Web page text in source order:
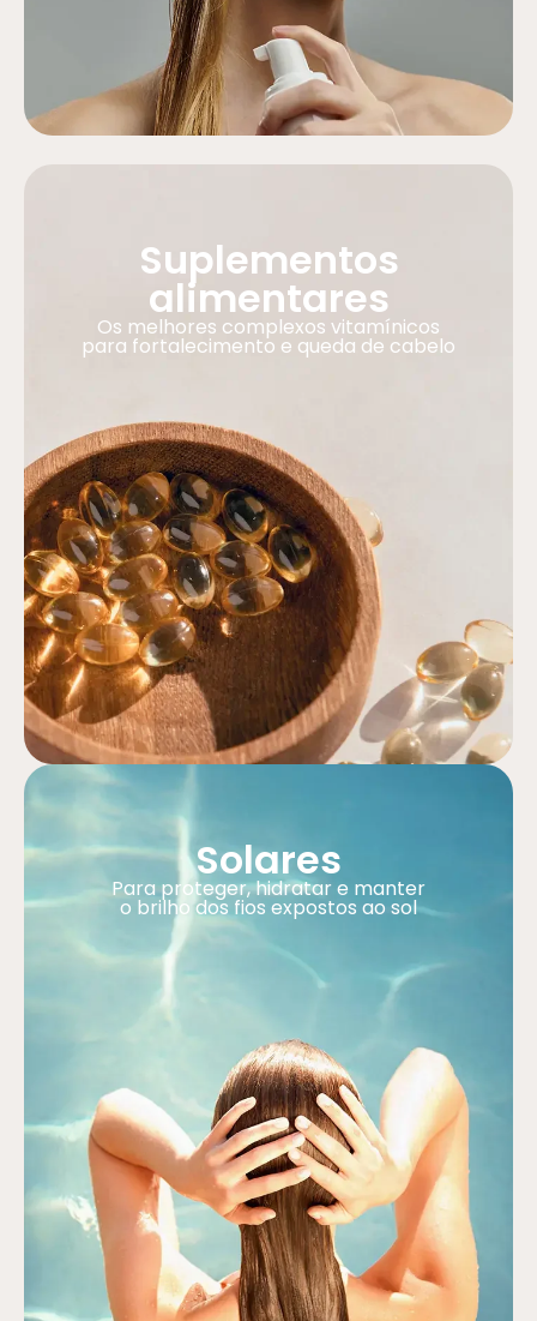
Suplementos
alimentares
Os melhores complexos vitamínicos
para fortalecimento e queda de cabelo
Solares
Para proteger, hidratar e manter
o brilho dos fios expostos ao sol